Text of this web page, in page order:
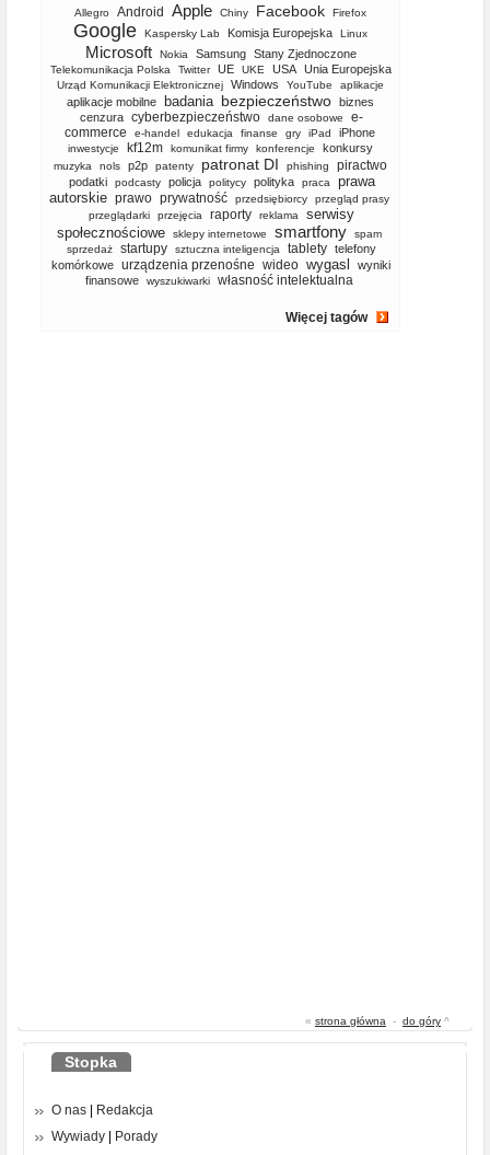
Allegro Android Apple Chiny Facebook Firefox
Google Kaspersky Lab Komisja Europejska Linux
Microsoft Nokia Samsung Stany Zjednoczone
Telekomunikacja Polska Twitter UE UKE USA Unia Europejska
Urząd Komunikacji Elektronicznej Windows YouTube aplikacje
aplikacje mobilne badania bezpieczeństwo biznes
cenzura cyberbezpieczeństwo dane osobowe
e-
commerce
e-handel edukacja finanse gry iPad iPhone
inwestycje kf12m komunikat firmy konferencje konkursy
muzyka nols p2p patenty patronat DI phishing piractwo
podatki podcasty policja politycy polityka praca
prawa
autorskie prawo prywatność przedsiębiorcy
przegląd prasy
przeglądarki
przejęcia raporty reklama
serwisy
społecznościowe
sklepy internetowe smartfony
spam
sprzedaż
startupy sztuczna inteligencja tablety telefony
komórkowe
urządzenia przenośne wideo wygasl
wyniki
finansowe
wyszukiwarki własność intelektualna
Więcej tagów
« strona główna - do góry ^
Stopka
O nas
Redakcja
Wywiady
Porady